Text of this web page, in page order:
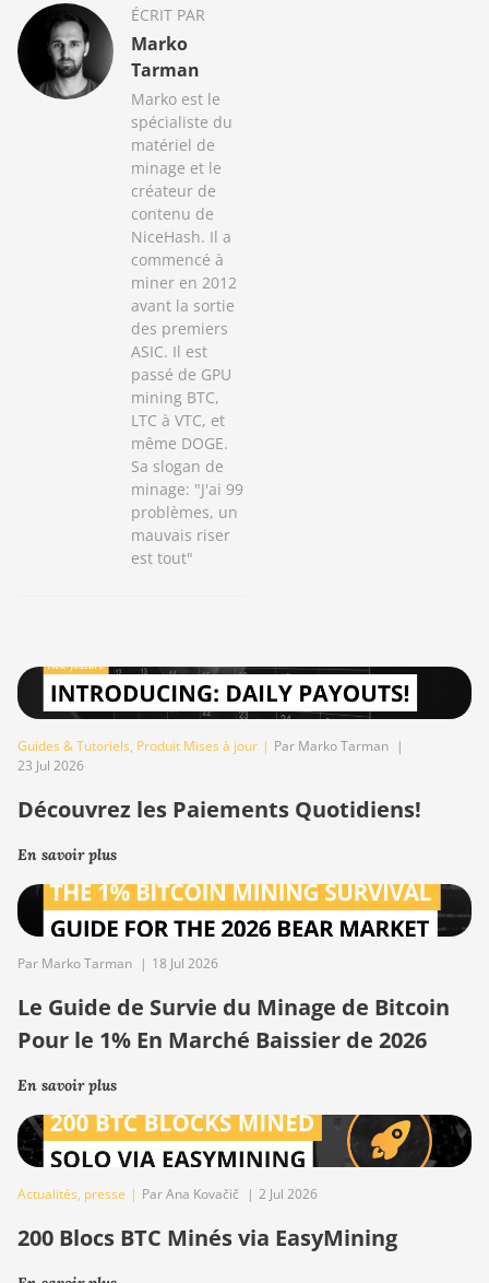
ÉCRIT PAR
Marko
Tarman
Marko est le
spécialiste du
matériel de
minage et le
créateur de
contenu de
NiceHash. Il a
commencé à
miner en 2012
avant la sortie
des premiers
ASIC. Il est
passé de GPU
mining BTC,
LTC à VTC, et
même DOGE.
Sa slogan de
minage: "J'ai 99
problèmes, un
mauvais riser
est tout"
Guides & Tutoriels, Produit Mises à jour | Par Marko Tarman |
23 Jul 2026
Découvrez les Paiements Quotidiens!
En savoir plus
Par Marko Tarman | 18 Jul 2026
Le Guide de Survie du Minage de Bitcoin
Pour le 1% En Marché Baissier de 2026
En savoir plus
Actualités, presse | Par Ana Kovačič | 2 Jul 2026
200 Blocs BTC Minés via EasyMining